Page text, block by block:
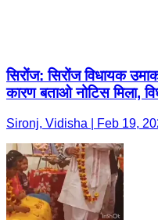
सिरोंज: सिरोंज विधायक
कारण बताओ नोटिस मिला,
Sironj, Vidisha | Feb 19,